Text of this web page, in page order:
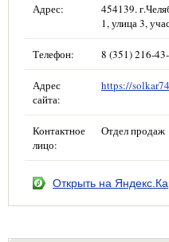
Адрес:
454139.
1, улица 3,
Телефон: 8 (351) 216-
Адрес
сайта:
https://
Контактное
лицо:
Отдел продаж
Открыть на